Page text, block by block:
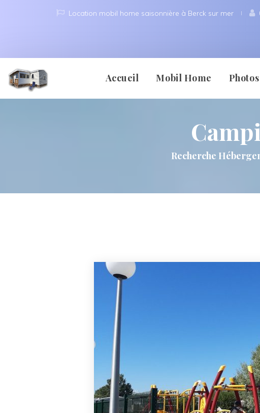
Location mobil home saisonnière à Berck sur mer
Accueil
Mobil Home
Photo
Berck Sur Mer
Recherche